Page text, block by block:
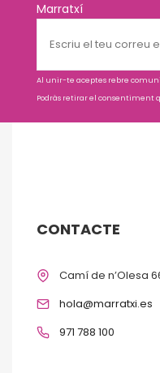
Marratxí
Al unir-te aceptes rebre
Podràs retirar el consentiment
CONTACTE
Camí de n’Olesa
hola@marratxi.es
971 788 100